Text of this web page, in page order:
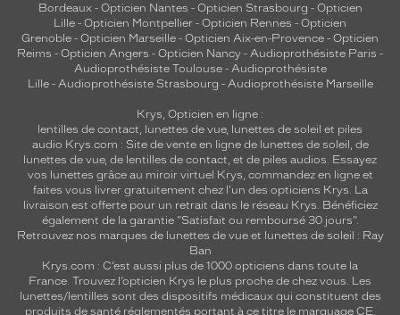
Bordeaux- Opticien Nantes - Opticien Strasbourg - Opticien
Lille - Opticien Montpellier - Opticien Rennes - Opticien
Grenoble - Opticien Marseille - Opticien Aix-en-Provence - Opticien
Reims - Opticien Angers - Opticien Nancy - Audioprothésiste Paris -
Audioprothésiste Toulouse- Audioprothésiste
Lille- Audioprothésiste Strasbourg - Audioprothésiste Marseille
Krys, Opticien en ligne :
lentilles de contact, lunettes de vue, lunettes de soleil et piles
audio Krys.com : Site de vente en ligne de lunettes de soleil, de
lunettes de vue, de lentilles de contact, et de piles audios. Essayez
vos lunettes grâce au miroir virtuel Krys, commandez en ligne et
faites vous livrer gratuitement chez l'un des opticiens Krys. La
livraison est offerte pour un retrait dans le réseau Krys. Bénéficiez
également de la garantie "Satisfait ou remboursé 30 jours".
Retrouvez nos marques de lunettes de vue et lunettes de soleil : Ray
Ban
Krys.com : C’est aussi plus de 1000 opticiens dans toute la
France. Trouvez l’opticien Krys le plus proche de chez vous. Les
lunettes/lentilles sont des dispositifs médicaux qui constituent des
produits de santé réglementés portant à ce titre le marquage CE.